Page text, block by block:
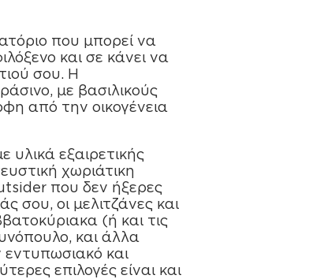
που µπορεί να
και σε κάνει να
σου. Η
µε βασιλικούς
από την οικογένεια
υλικά εξαιρετικής
χωριάτικη
που δεν ήξερες
σου, οι µελιτζάνες και
(ή και τις
και άλλα
και
επιλογές είναι και